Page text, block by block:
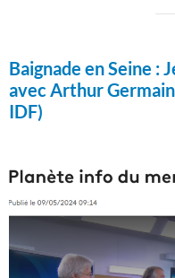
Baignade en Seine :
avec Arthur
IDF)